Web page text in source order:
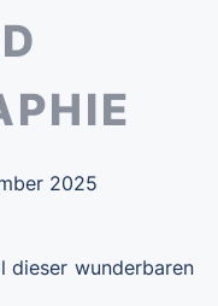
2025
dieser wunderbaren